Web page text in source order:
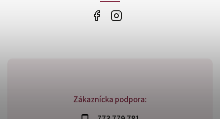
Zákaznícka podpora: